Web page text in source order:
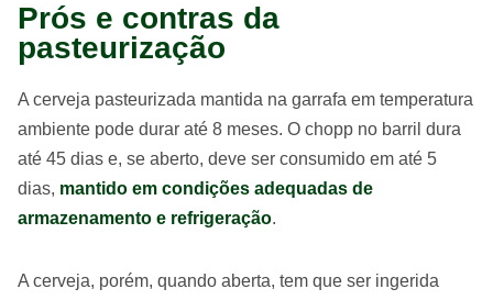
Prós e contras da
pasteurização
A cerveja pasteurizada mantida na garrafa em temperatura
ambiente pode durar até 8 meses. O chopp no barril dura
até 45 dias e, se aberto, deve ser consumido em até 5
dias, mantido em condições adequadas de
armazenamento e refrigeração.
A cerveja, porém, quando aberta, tem que ser ingerida